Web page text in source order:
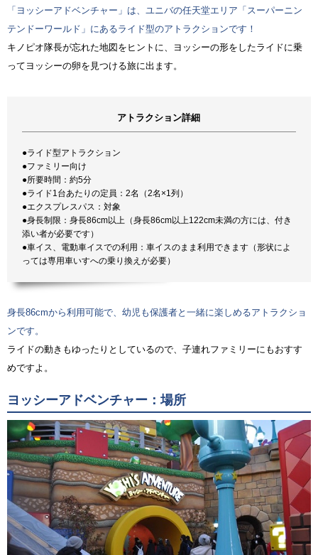
「ヨッシーアドベンチャー」は、ユニバの任天堂エリア「スーパーニン
テンドーワールド」にあるライド型のアトラクションです！
キノピオ隊長が忘れた地図をヒントに、ヨッシーの形をしたライドに乗
ってヨッシーの卵を見つける旅に出ます。
アトラクション詳細
●ライド型アトラクション
●ファミリー向け
●所要時間：約5分
●ライド1台あたりの定員：2名（2名×1列）
●エクスプレスパス：対象
●身長制限：身長86cm以上（身長86cm以上122cm未満の方には、付き
添い者が必要です）
●車イス、電動車イスでの利用：車イスのまま利用できます（形状によ
っては専用車いすへの乗り換えが必要）
身長86cmから利用可能で、幼児も保護者と一緒に楽しめるアトラクショ
ンです。
ライドの動きもゆったりとしているので、子連れファミリーにもおすす
めですよ。
ヨッシーアドベンチャー：場所